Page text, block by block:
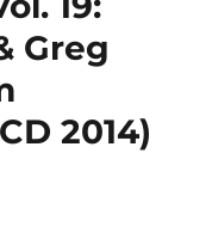
Greg
2014)